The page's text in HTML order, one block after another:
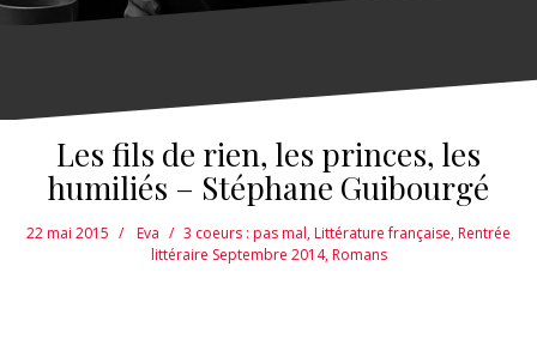
Les fils de rien, les princes, les
humiliés – Stéphane Guibourgé
22 mai 2015 Eva 3 coeurs : pas mal,Littérature française,Rentrée
littéraire Septembre 2014,Romans